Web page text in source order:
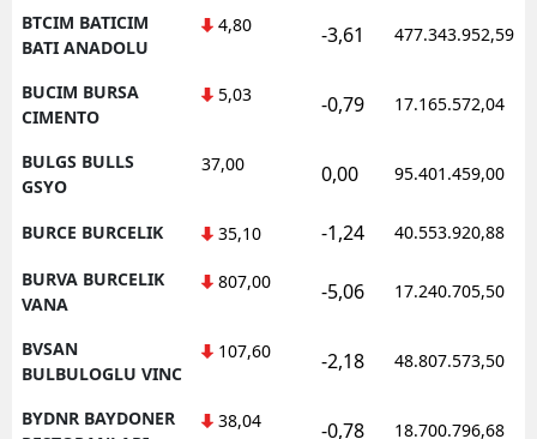
BTCIM BATICIM
BATI ANADOLU
4,80 -3,61 477.343.952,59
BUCIM BURSA
CIMENTO
5,03 -0,79 17.165.572,04
BULGS BULLS
GSYO
37,00 0,00 95.401.459,00
BURCE BURCELIK 35,10 -1,24 40.553.920,88
BURVA BURCELIK
VANA
807,00 -5,06 17.240.705,50
BVSAN
BULBULOGLU VINC
107,60 -2,18 48.807.573,50
BYDNR BAYDONER
38,04 -0,78 18.700.796,68